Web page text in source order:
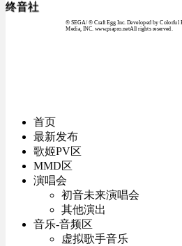
终音社
© SEGA / © Craft Egg Inc. Developed by Colorful
Media, INC. www.piapro.netAll rights reserved.
首页
最新发布
歌姬PV区
MMD区
演唱会
初音未来演唱会
其他演出
音乐-音频区
虚拟歌手音乐